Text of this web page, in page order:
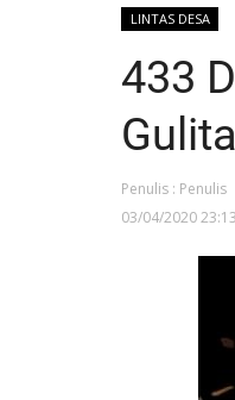
LINTAS DESA
433
Penulis : Penulis
03/04/2020